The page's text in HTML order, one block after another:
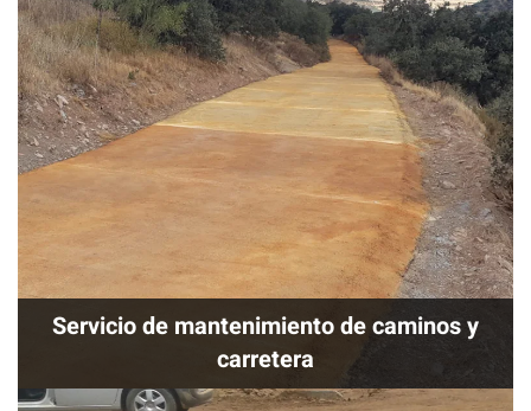
Servicio de mantenimiento de caminos y
carretera